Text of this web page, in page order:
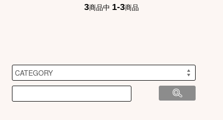
3商品中 1-3商品